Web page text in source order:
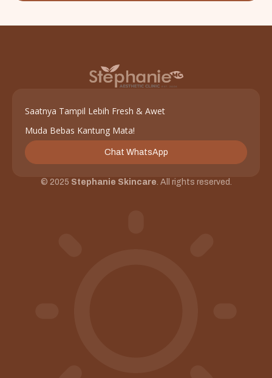
Saatnya Tampil Lebih Fresh & Awet
Muda Bebas Kantung Mata!
Chat WhatsApp
© 2025 Stephanie Skincare . All rights reserved.